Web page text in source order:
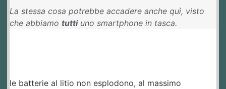
La stessa cosa potrebbe accadere anche quì, visto
che abbiamo tuttiuno smartphone in tasca.
le batterie al litio non esplodono, al massimo